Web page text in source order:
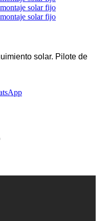
solar. Pilote de